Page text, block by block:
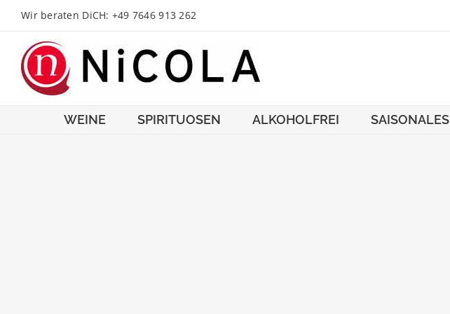
Zum
springen
Wir beraten DiCH: +49 7646 913 262
WEINE SPIRITUOSEN ALKOHOLFREI SAISONALES